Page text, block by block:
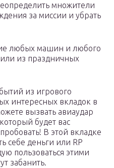
множители
за миссии и убрать
любых машин и любого
или из праздничных
из игрового
интересных вкладок в
вызвать авиаудар
будет вас
В этой вкладке
себе деньги или RP
пользоваться этими
забанить.